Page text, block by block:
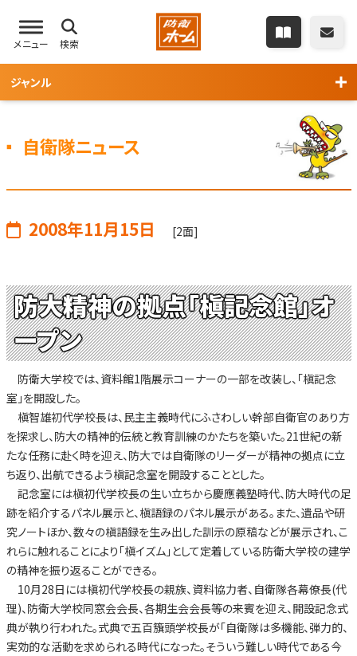
メニュー 検索
ジャンル
自衛隊ニュース
2008年11月15日 [2面]
防大精神の拠点「槇記念館」オ
ープン
防衛大学校では、資料館1階展示コーナーの一部を改装し、「槇記念
室」を開設した。
槇智雄初代学校長は、民主主義時代にふさわしい幹部自衛官のあり方
を探求し、防大の精神的伝統と教育訓練のかたちを築いた。21世紀の新
たな任務に赴く時を迎え、防大では自衛隊のリーダーが精神の拠点に立
ち返り、出航できるよう槇記念室を開設することとした。
記念室には槇初代学校長の生い立ちから慶應義塾時代、防大時代の足
跡を紹介するパネル展示と、槇語録のパネル展示がある。また、遺品や研
究ノートほか、数々の槇語録を生み出した訓示の原稿などが展示され、こ
れらに触れることにより「槇イズム」として定着している防衛大学校の建学
の精神を振り返ることができる。
10月28日には槇初代学校長の親族、資料協力者、自衛隊各幕僚長(代
理)、防衛大学校同窓会会長、各期生会会長等の来賓を迎え、開設記念式
典が執り行われた。式典で五百籏頭学校長が「自衛隊は多機能、弾力的、
実効的な活動を求められる時代になった。そういう難しい時代である今